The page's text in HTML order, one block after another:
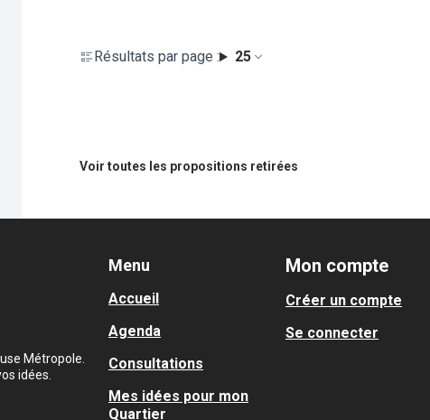
Résultats par page : 25
Voir toutes les propositions retirées
Métropole.
idées.
Menu
Accueil
Agenda
Consultations
Mes idées pour mon
Quartier
Mon compte
Créer un compte
Se connecter